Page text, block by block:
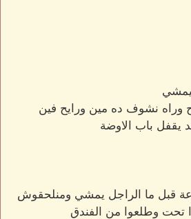
نشوف ده مين ورايح فين
يقفل باب الاوضة
قبل ما الراجل يمشي ومنلحقوش
وطلعوا من الفندق